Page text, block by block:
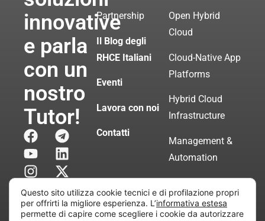
innovative
e parla
con un
nostro
Tutor!
Partnership
Il Blog degli
RHCE Italiani
Eventi
Lavora con noi
Contatti
Open Hybrid
Cloud
Cloud-Native App
Platforms
Hybrid Cloud
Infrastructure
Management &
Automation
Servizi di
Consulenza
Certificata
Questo sito utilizza cookie tecnici e di profilazione propri
per offrirti la migliore esperienza. L’informativa estesa
permette di capire come scegliere i cookie da autorizzare